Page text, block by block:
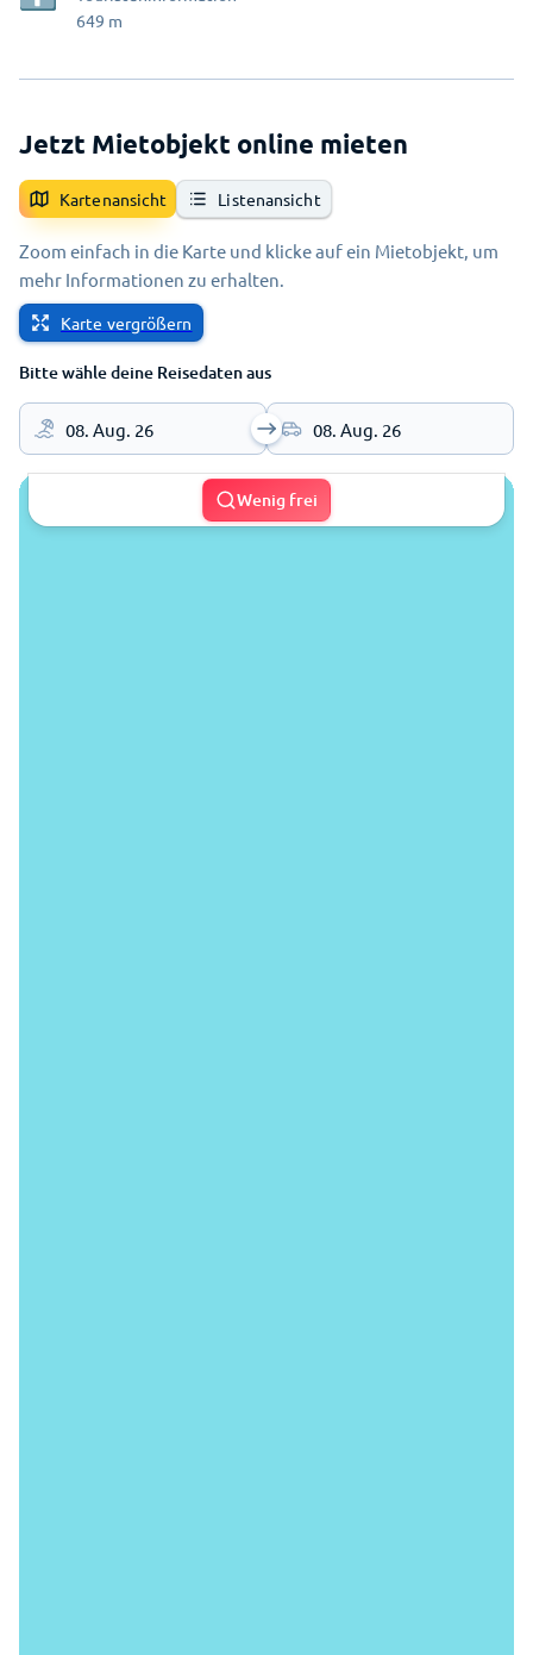
649 m
Jetzt Mietobjekt online mieten
Kartenansicht Listenansicht
Zoom einfach in die Karte und klicke auf ein Mietobjekt, um
mehr Informationen zu erhalten.
Karte vergrößern
Bitte wähle deine Reisedaten aus
08. Aug. 26 08. Aug. 26
Wenig frei